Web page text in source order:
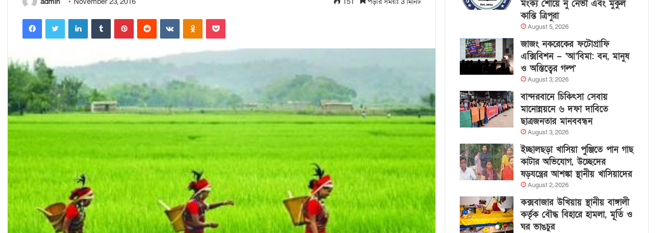
মংক্য শোয়ে নু নেভী এবং মুকুল
কান্তি ত্রিপুরা
August 5, 2026
জাজং নকরেকের ফটোগ্রাফি
এক্সিবিশন – ‘আ’বিমা: বন, মানুষ
ও অস্তিত্বের গল্প’
August 3, 2026
বান্দরবানে চিকিৎসা সেবায়
মানোন্নয়নে ৬ দফা দাবিতে
ছাত্রজনতার মানববন্ধন
August 3, 2026
ইচ্ছালছড়া খাসিয়া পুঞ্জিতে পান গাছ
কাটার অভিযোগ, উচ্ছেদের
ষড়যন্ত্রের আশঙ্কা স্থানীয় খাসিয়াদের
August 2, 2026
কক্সবাজার উখিয়ায় স্থানীয় বাঙ্গালী
কর্তৃক বৌদ্ধ বিহারে হামলা, মূর্তি ও
ঘর ভাঙচুর